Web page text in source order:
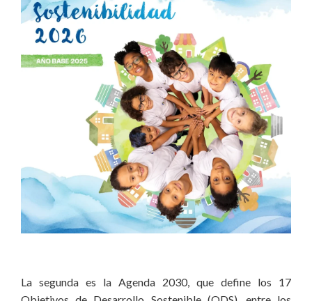
La segunda es la Agenda 2030, que define los 17